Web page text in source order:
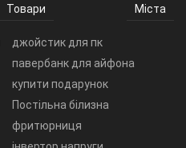
Товари Міста
джойстик для пк
павербанк для айфона
купити подарунок
Постільна білизна
фритюрниця